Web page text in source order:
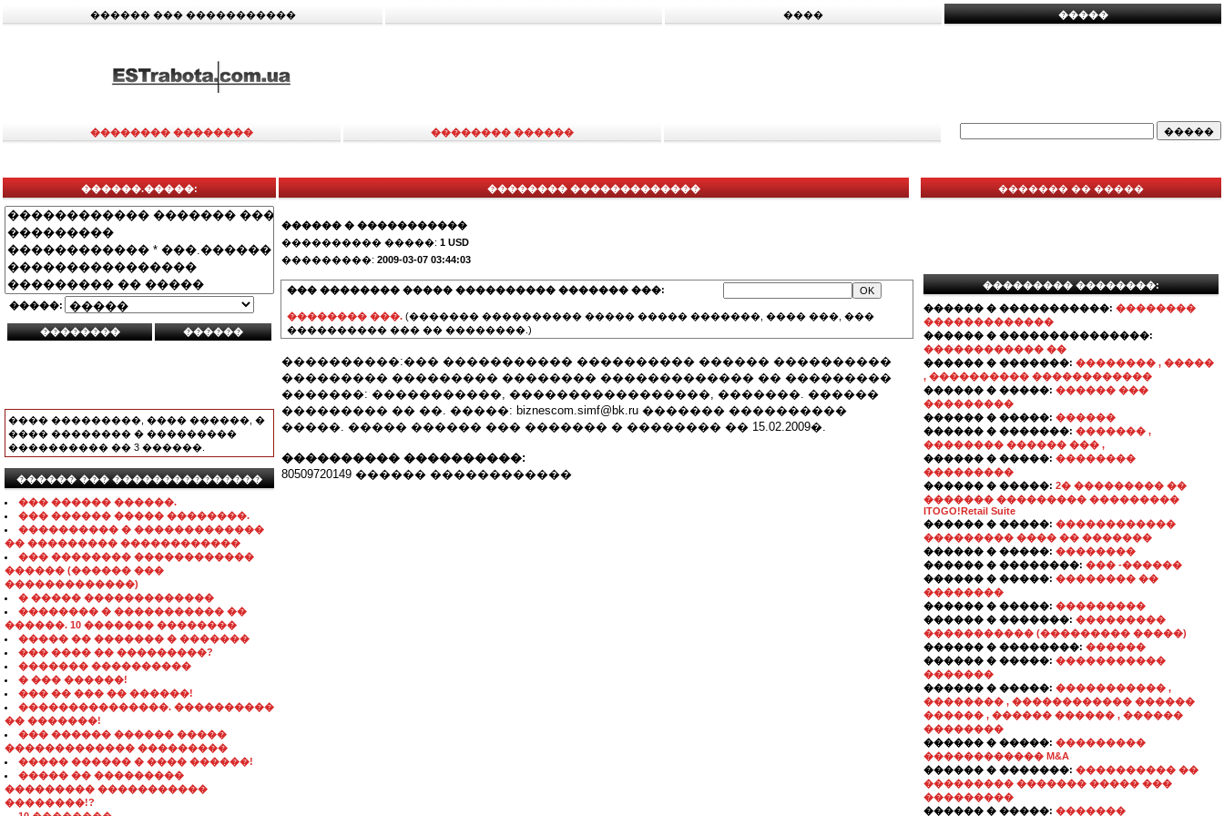
������ ��� ����������� ���� �����
�������� �������� �������� ������
������.�����:
�����:
���� ���������, ���� ������, �
���� �������� � ���������
���������� �� 3 ������.
������ ��� ���������������
��� ������ ������.
��� ������ ����� ��������.
���������� � �������������
�� ��������� ������������
��� �������� ������������
������ (������ ���
�������������)
� ����� �������������
�������� � ����������� ��
������. 10 ������� ��������
����� �� ������� � �������
��� ���� �� ���������?
������� ����������
� ��� ������!
��� �� ��� �� ������!
���������������. ����������
�� �������!
��� ������ ������ �����
������������� ���������
����� ������ � ���� ������!
����� �� ���������
��������� �����������
��������!?
�������� �������������
������ � �����������
���������� �����: 1 USD
���������: 2009-03-07 03:44:03
��� �������� ����� ���������� ������� ���:
�������� ���. (������� ���������� ����� ����� �������, ���� ���, ���
���������� ��� �� ��������.)
����������:��� ����������� ���������� ������ ����������
��������� ��������� �������� ������������� �� ���������
�������: �����������, �����������������, �������. ������
��������� �� ��. �����: biznescom.simf@bk.ru ������� ����������
�����. ����� ������ ��� ������� � �������� �� 15.02.2009�.
���������� ����������:
80509720149 ������ ������������
������� �� �����
��������� ��������:
������ � �����������: ��������
�������������
������ � ���������������:
������������ ��
������ � �������: �������� , �����
, ���������� ������������
������ � �����: ������ ���
���������
������ � �����: ������
������ � �������: ������� ,
�������� ������ ��� ,
������ � �����: ��������
���������
������ � �����: 2� ��������� ��
������� ��������� ���������
ITOGO!Retail Suite
������ � �����: ������������
��������� ���� �� �������
������ � �����: ��������
������ � ��������: ��� -������
������ � �����: �������� ��
��������
������ � �����: ���������
������ � �������: ���������
����������� (��������� �����)
������ � ��������: ������
������ � �����: �����������
�������
������ � �����: ����������� ,
�������� , ������������ ������
������ , ������ ������ , ������
��������
������ � �����: ���������
������������ M&A
������ � �������: ���������� ��
��������� ������� ����� ���
���������
������ � �����: �������